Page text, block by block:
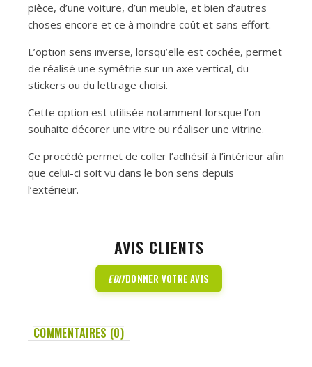
pièce, d’une voiture, d’un meuble, et bien d’autres
choses encore et ce à moindre coût et sans effort.
L’option sens inverse, lorsqu’elle est cochée, permet
de réalisé une symétrie sur un axe vertical, du
stickers ou du lettrage choisi.
Cette option est utilisée notamment lorsque l’on
souhaite décorer une vitre ou réaliser une vitrine.
Ce procédé permet de coller l’adhésif à l’intérieur afin
que celui-ci soit vu dans le bon sens depuis
l’extérieur.
AVIS CLIENTS
EDITDONNER VOTRE AVIS
COMMENTAIRES (0)